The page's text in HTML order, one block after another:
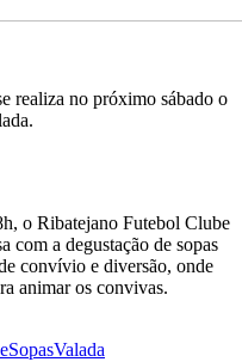
realiza no próximo sábado o
o Ribatejano Futebol Clube
com a degustação de sopas
convívio e diversão, onde
animar os convivas.
SopasValada